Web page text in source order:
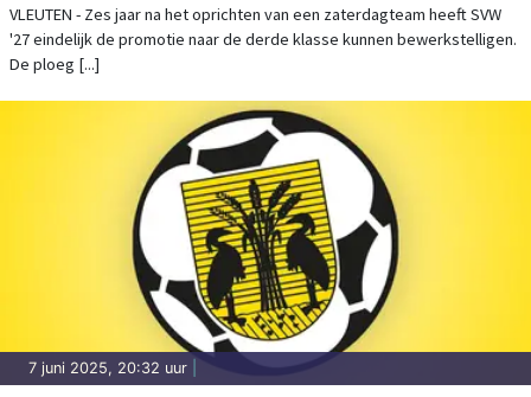
VLEUTEN - Zes jaar na het oprichten van een zaterdagteam heeft SVW
'27 eindelijk de promotie naar de derde klasse kunnen bewerkstelligen.
De ploeg [...]
7 juni 2025, 20:32 uur